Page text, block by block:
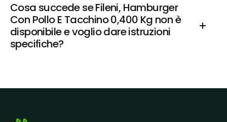
Cosa succede se Fileni, Hamburger
Con Pollo E Tacchino 0,400 Kg non è
disponibile e voglio dare istruzioni
specifiche?